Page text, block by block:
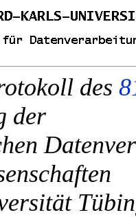
des
der